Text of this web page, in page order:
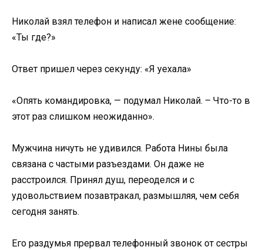
Николай взял телефон и написал жене сообщение:
«Ты где?»
Ответ пришел через секунду: «Я уехала»
«Опять командировка, — подумал Николай. – Что-то в
этот раз слишком неожиданно».
Мужчина ничуть не удивился. Работа Нины была
связана с частыми разъездами. Он даже не
расстроился. Принял душ, переоделся и с
удовольствием позавтракал, размышляя, чем себя
сегодня занять.
Его раздумья прервал телефонный звонок от сестры